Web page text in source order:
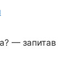
— запитав